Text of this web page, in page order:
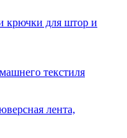
крючки для штор и
текстиля
лента,